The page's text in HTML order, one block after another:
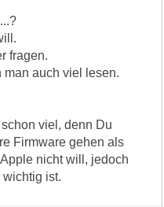
fragen.
man auch viel lesen.
viel, denn Du
Firmware gehen als
nicht will, jedoch
ist.